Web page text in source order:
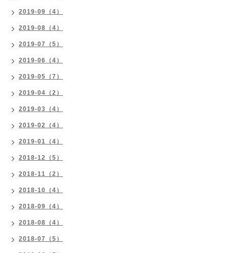
2019-09（4）
2019-08（4）
2019-07（5）
2019-06（4）
2019-05（7）
2019-04（2）
2019-03（4）
2019-02（4）
2019-01（4）
2018-12（5）
2018-11（2）
2018-10（4）
2018-09（4）
2018-08（4）
2018-07（5）